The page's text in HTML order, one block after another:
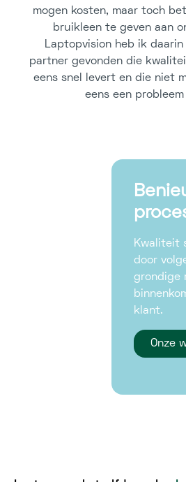
mogen kosten, maar toch
bruikleen te geven aan
Laptopvision heb ik
partner gevonden die
eens snel levert en die niet
eens een
Kwaliteit
door
grondige
klant.
Onze